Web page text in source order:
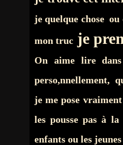
je quelque chose
mon truc je
On aime lire
perso,nnellement,
je me pose
les pousse pas à
enfants ou les